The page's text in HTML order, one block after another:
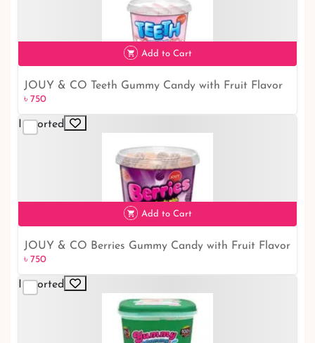
৳ 750
Add to Cart
JOUY & CO Teeth Gummy Candy with Fruit Flavor
225G
৳ 750
Imported
৳ 750
Add to Cart
JOUY & CO Berries Gummy Candy with Fruit Flavor
225G
৳ 750
Imported